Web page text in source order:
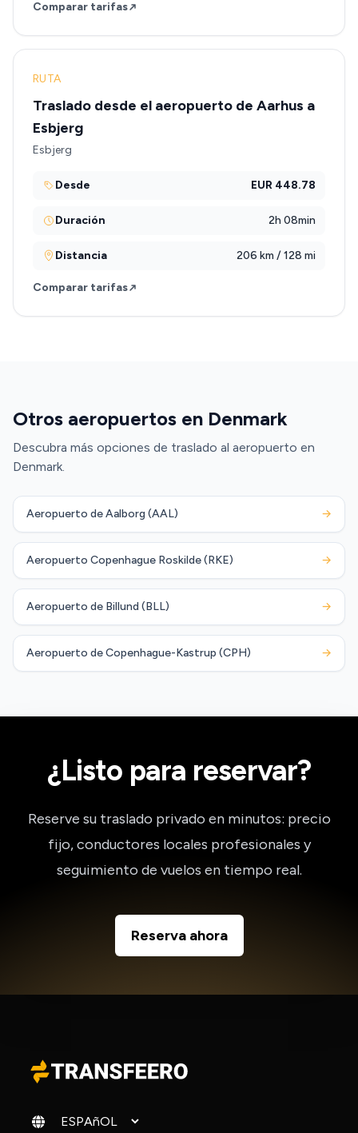
Comparar tarifas
RUTA
Traslado desde el aeropuerto de Aarhus a
Esbjerg
Esbjerg
Desde EUR 448.78
Duración 2h 08min
Distancia 206 km / 128 mi
Comparar tarifas
Otros aeropuertos en Denmark
Descubra más opciones de traslado al aeropuerto en
Denmark.
Aeropuerto de Aalborg (AAL) →
Aeropuerto Copenhague Roskilde (RKE) →
Aeropuerto de Billund (BLL) →
Aeropuerto de Copenhague-Kastrup (CPH) →
¿Listo para reservar?
Reserve su traslado privado en minutos: precio
fijo, conductores locales profesionales y
seguimiento de vuelos en tiempo real.
Reserva ahora
Cambiar idioma